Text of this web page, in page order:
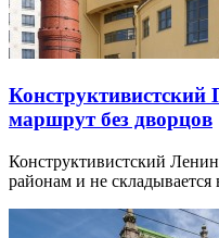
Конструктивистский
маршрут без дворцов
Конструктивистский
районам и не